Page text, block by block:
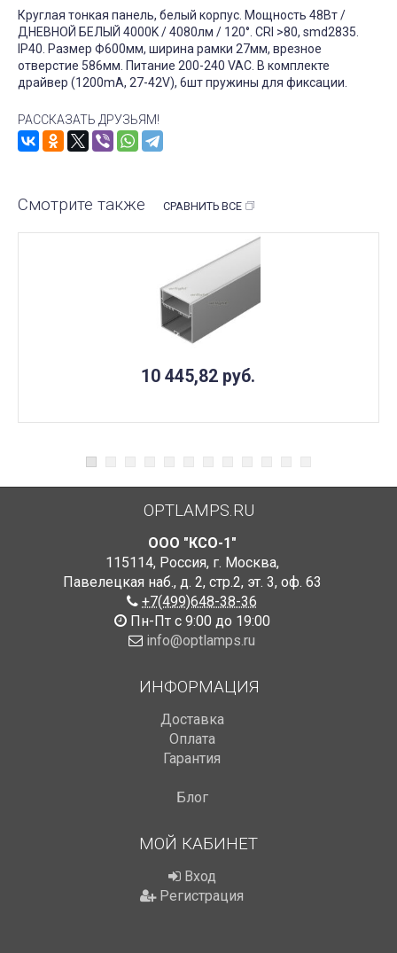
Круглая тонкая панель, белый корпус. Мощность 48Вт /
ДНЕВНОЙ БЕЛЫЙ 4000K / 4080лм / 120°. CRI >80, smd2835.
IP40. Размер Ф600мм, ширина рамки 27мм, врезное
отверстие 586мм. Питание 200-240 VAC. В комплекте
драйвер (1200mA, 27-42V), 6шт пружины для фиксации.
РАССКАЗАТЬ ДРУЗЬЯМ!
Смотрите также СРАВНИТЬ ВСЕ
10 445,82 руб.
OPTLAMPS.RU
ООО "КСО-1"
115114, Россия, г. Москва,
Павелецкая наб., д. 2, стр.2, эт. 3, оф. 63
+7(499)648-38-36
Пн-Пт с 9:00 до 19:00
info@optlamps.ru
ИНФОРМАЦИЯ
Доставка
Оплата
Гарантия
Блог
МОЙ КАБИНЕТ
Вход
Регистрация